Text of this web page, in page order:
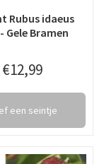
Rubus idaeus
Gele Bramen
€12,99
een seintje